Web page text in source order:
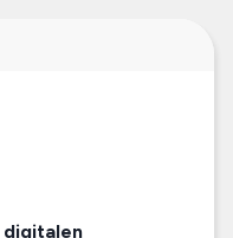
digitalen